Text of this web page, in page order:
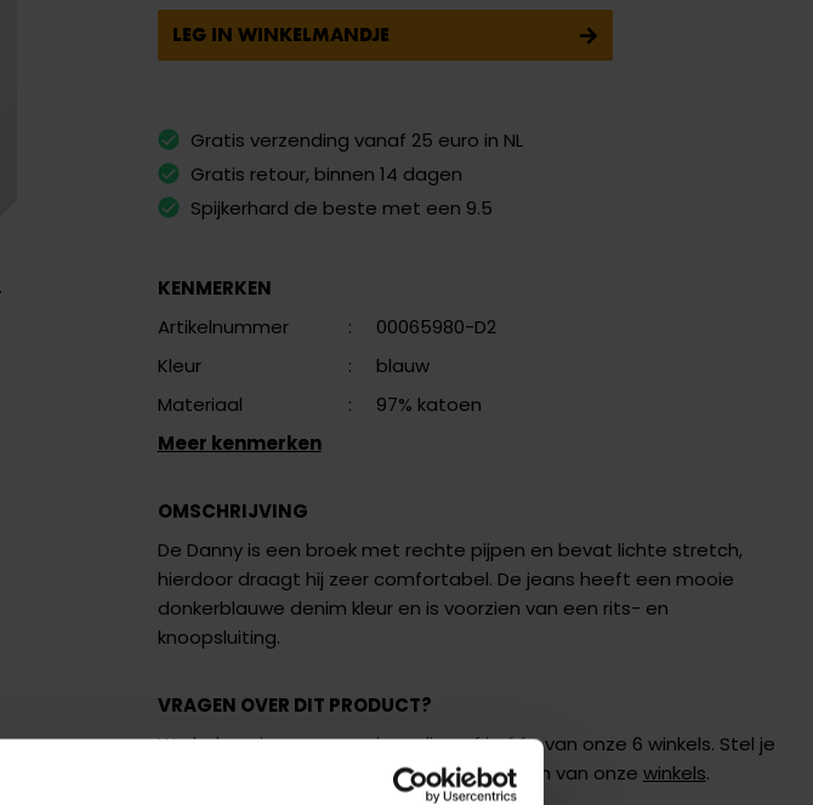
LEG IN WINKELMANDJE
Gratis verzending vanaf 25 euro in NL
Gratis retour, binnen 14 dagen
Spijkerhard de beste met een 9.5
KENMERKEN
Artikelnummer
:
00065980-D2
Kleur
:
blauw
Materiaal
:
97% katoen
Meer kenmerken
OMSCHRIJVING
De Danny is een broek met rechte pijpen en bevat lichte stretch,
hierdoor draagt hij zeer comfortabel. De jeans heeft een mooie
donkerblauwe denim kleur en is voorzien van een rits- en
knoopsluiting.
VRAGEN OVER DIT PRODUCT?
We helpen je graag verder online of in één van onze 6 winkels. Stel je
klantenserviceof bezoek een van onze winkels.